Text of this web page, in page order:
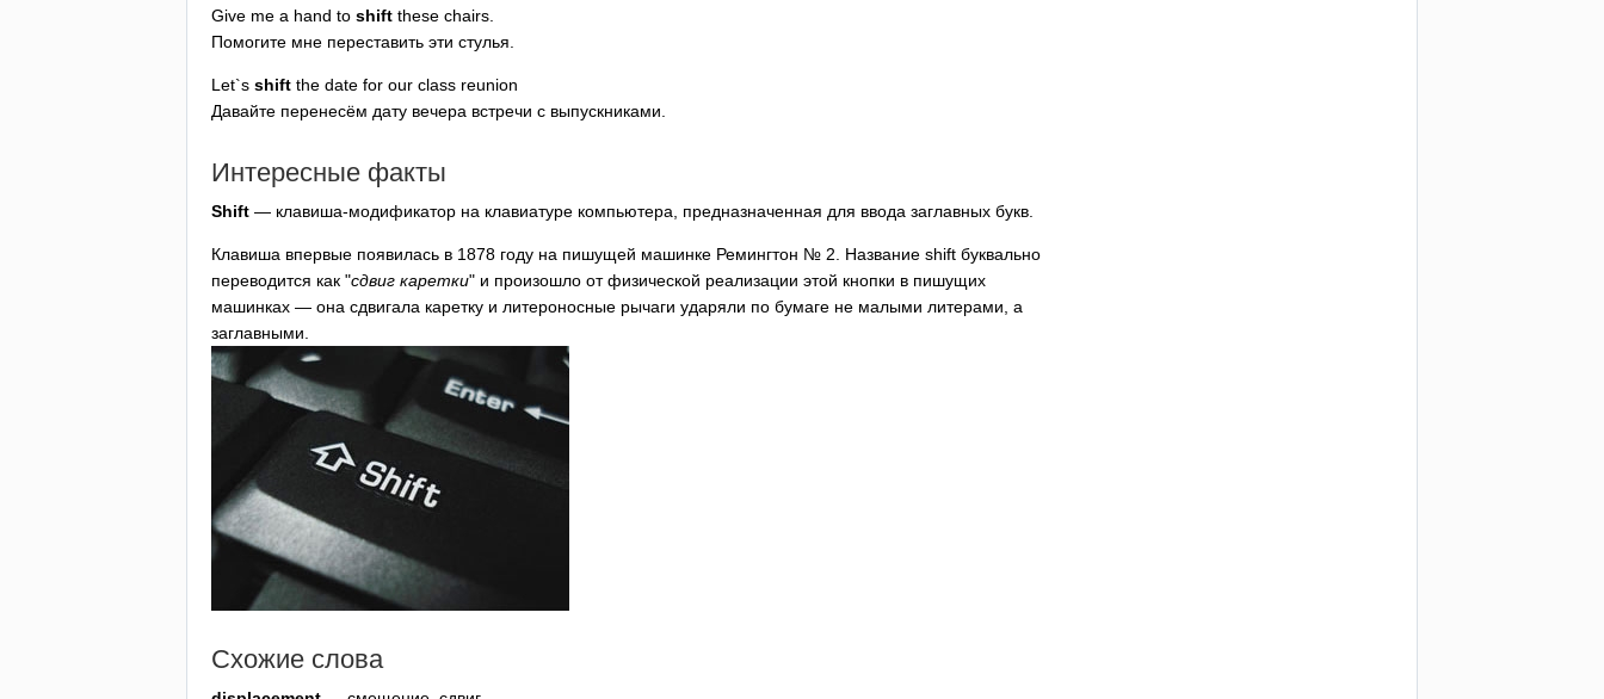
Give me a hand to shift these chairs
Помогите мне переставить эти стулья.
Let`s shift the date for our class reunion
Давайте перенесём дату вечера встречи с выпускниками.
Интересные факты
Shift — клавиша-модификатор на клавиатуре компьютера, предназначенная для ввода заглавных букв.
Клавиша впервые появилась в 1878 году на пишущей машинке Ремингтон № 2. Название shift буквально
переводится как "сдвиг каретки" и произошло от физической реализации этой кнопки в пишущих
машинках — она сдвигала каретку и литероносные рычаги ударяли по бумаге не малыми литерами, а
заглавными.
Схожие слова